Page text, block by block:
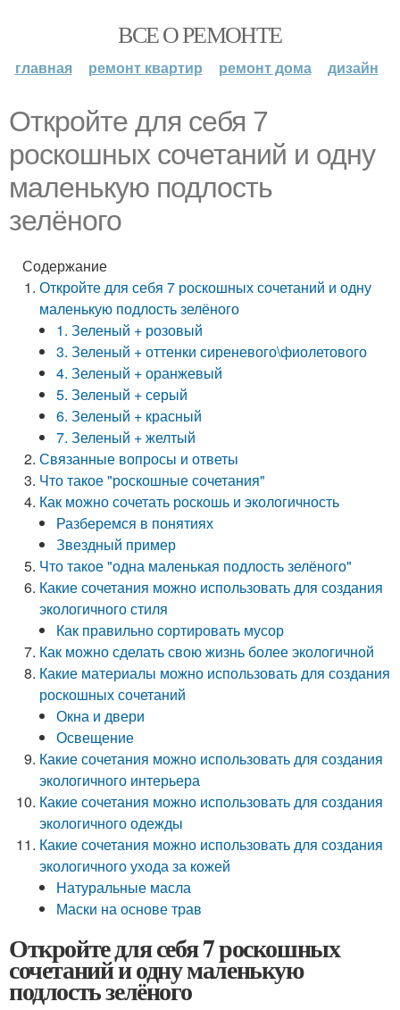
ВСЕ О РЕМОНТЕ
главная ремонт квартир ремонт дома дизайн
Откройте для себя 7
роскошных сочетаний и одну
маленькую подлость
зелёного
Содержание
Откройте для себя 7 роскошных сочетаний и одну
маленькую подлость зелёного
1. Зеленый + розовый
3. Зеленый + оттенки сиреневого\фиолетового
4. Зеленый + оранжевый
5. Зеленый + серый
6. Зеленый + красный
7. Зеленый + желтый
Связанные вопросы и ответы
Что такое "роскошные сочетания"
Как можно сочетать роскошь и экологичность
Разберемся в понятиях
Звездный пример
Что такое "одна маленькая подлость зелёного"
Какие сочетания можно использовать для создания
экологичного стиля
Как правильно сортировать мусор
Как можно сделать свою жизнь более экологичной
Какие материалы можно использовать для создания
роскошных сочетаний
Окна и двери
Освещение
Какие сочетания можно использовать для создания
экологичного интерьера
Какие сочетания можно использовать для создания
экологичного одежды
Какие сочетания можно использовать для создания
экологичного ухода за кожей
Натуральные масла
Маски на основе трав
Откройте для себя 7 роскошных
сочетаний и одну маленькую
подлость зелёного